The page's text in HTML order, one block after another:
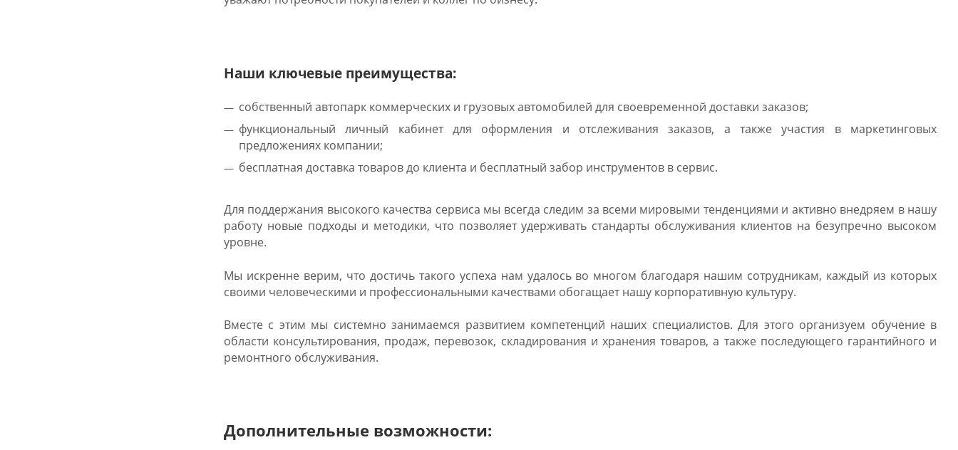
Наши ключевые преимущества:
собственный автопарк коммерческих и грузовых автомобилей для своевременной доставки заказов;
функциональный личный кабинет для оформления и отслеживания заказов, а также участия в маркетинговых
предложениях компании;
бесплатная доставка товаров до клиента и бесплатный забор инструментов в сервис.
Для поддержания высокого качества сервиса мы всегда следим за всеми мировыми тенденциями и активно внедряем в нашу
работу новые подходы и методики, что позволяет удерживать стандарты обслуживания клиентов на безупречно высоком
уровне.
Мы искренне верим, что достичь такого успеха нам удалось во многом благодаря нашим сотрудникам, каждый из которых
своими человеческими и профессиональными качествами обогащает нашу корпоративную культуру.
Вместе с этим мы системно занимаемся развитием компетенций наших специалистов. Для этого организуем обучение в
области консультирования, продаж, перевозок, складирования и хранения товаров, а также последующего гарантийного и
ремонтного обслуживания.
Дополнительные возможности: